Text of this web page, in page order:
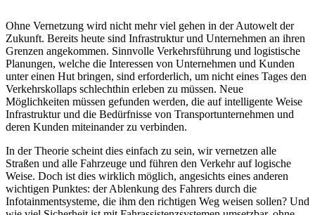
Ohne Vernetzung wird nicht mehr viel gehen in der Autowelt der
Zukunft. Bereits heute sind Infrastruktur und Unternehmen an ihren
Grenzen angekommen. Sinnvolle Verkehrsführung und logistische
Planungen, welche die Interessen von Unternehmen und Kunden
unter einen Hut bringen, sind erforderlich, um nicht eines Tages den
Verkehrskollaps schlechthin erleben zu müssen. Neue
Möglichkeiten müssen gefunden werden, die auf intelligente Weise
Infrastruktur und die Bedürfnisse von Transportunternehmen und
deren Kunden miteinander zu verbinden.
In der Theorie scheint dies einfach zu sein, wir vernetzen alle
Straßen und alle Fahrzeuge und führen den Verkehr auf logische
Weise. Doch ist dies wirklich möglich, angesichts eines anderen
wichtigen Punktes: der Ablenkung des Fahrers durch die
Infotainmentsysteme, die ihm den richtigen Weg weisen sollen? Und